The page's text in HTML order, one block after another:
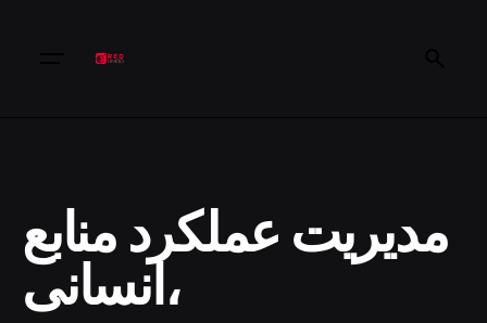
مدیریت عملکرد منابع
انسانی،